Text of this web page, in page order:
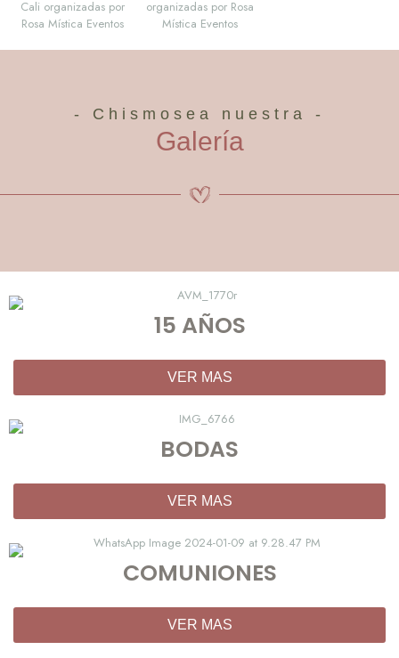
- Chismosea nuestra -
Galería
15 AÑOS
VER MAS
BODAS
VER MAS
COMUNIONES
VER MAS